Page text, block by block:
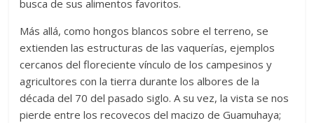
busca de sus alimentos favoritos.
Más allá, como hongos blancos sobre el terreno, se
extienden las estructuras de las vaquerías, ejemplos
cercanos del floreciente vínculo de los campesinos y
agricultores con la tierra durante los albores de la
década del 70 del pasado siglo. A su vez, la vista se nos
pierde entre los recovecos del macizo de Guamuhaya;